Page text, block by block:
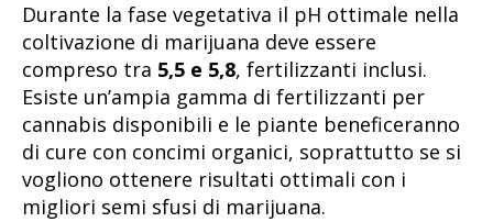
Durante la fase vegetativa il pH ottimale nella
coltivazione di marijuana deve essere
compreso tra 5,5 e 5,8, fertilizzanti inclusi.
Esiste un’ampia gamma di fertilizzanti per
cannabis disponibili e le piante beneficeranno
di cure con concimi organici, soprattutto se si
vogliono ottenere risultati ottimali con i
migliori semi sfusi di marijuana.